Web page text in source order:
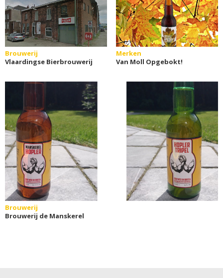
Brouwerij
Vlaardingse Bierbrouwerij
Merken
Van Moll Opgebokt!
Brouwerij
Brouwerij de Manskerel